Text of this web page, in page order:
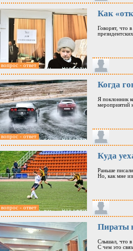
вопрос - ответ
Как
Говорят, что
вопрос - ответ
Когда
Я поклонник
мероприятий
вопрос - ответ
Куда
Раньше
Но, как мне
Пираты
Слышал, что в
С чем это